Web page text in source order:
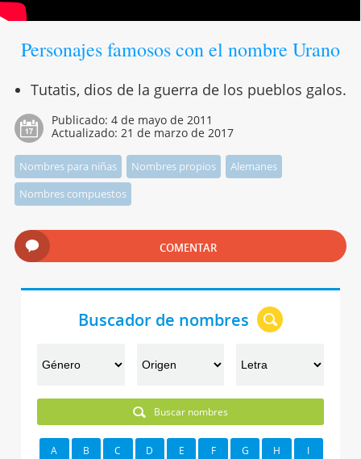
Personajes famosos con el nombre Urano
Tutatis, dios de la guerra de los pueblos galos.
Publicado: 4 de mayo de 2011
Actualizado: 21 de marzo de 2017
Nombres para niñas Nombres propios
Alemanes
Nombres compuestos
COMENTAR
Buscador de nombres
Buscar nombres
A B C D E F G H I